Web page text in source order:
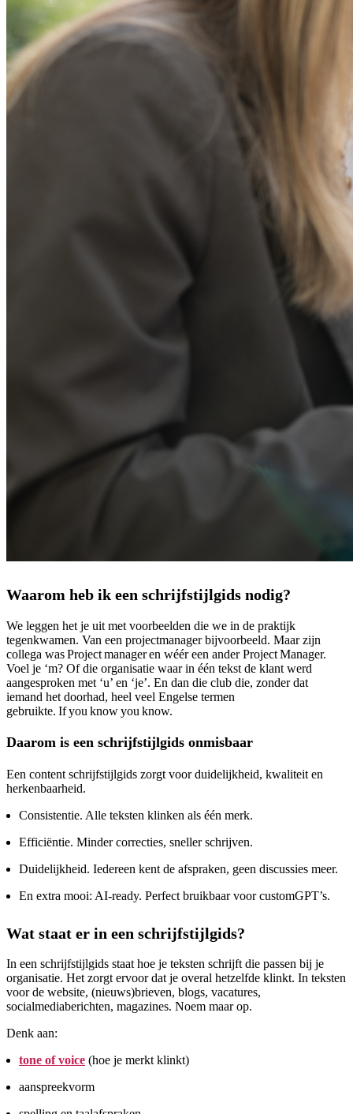
Waarom heb ik een schrijfstijlgids nodig?
We leggen het je uit met voorbeelden die we in de praktijk
tegenkwamen. Van een projectmanager bijvoorbeeld. Maar zijn
collega wasProjectmanageren wéér een ander ProjectManager.
Voel je ‘m? Of die organisatie waar in één tekst de klant werd
aangesproken met ‘u’ en ‘je’. En dan die club die, zonder dat
iemand het doorhad, heel veel Engelse termen
gebruikte. Ifyou knowyou know.
Daarom is een schrijfstijlgids onmisbaar
Een content schrijfstijlgids zorgt voor duidelijkheid, kwaliteit en
herkenbaarheid.
Consistentie. Alle teksten klinken als één merk.
Efficiëntie. Minder correcties, sneller schrijven.
Duidelijkheid. Iedereen kent de afspraken, geen discussies meer.
En extra mooi: AI-ready. Perfect bruikbaar voor customGPT’s.
Wat staat er in een schrijfstijlgids?
In een schrijfstijlgids staat hoe je teksten schrijft die passen bij je
organisatie. Het zorgt ervoor dat je overal hetzelfde klinkt. In teksten
voor de website, (nieuws)brieven, blogs, vacatures,
socialmediaberichten, magazines. Noem maar op.
Denk aan:
tone of voice (hoe je merkt klinkt)
aanspreekvorm